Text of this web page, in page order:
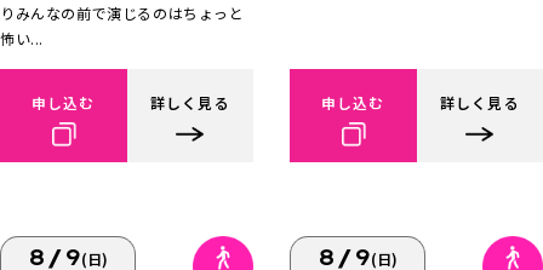
りみんなの前で演じるのはちょっと
怖い...
申し込む 詳しく見る 申し込む 詳しく見る
8/9(日) 8/9(日)